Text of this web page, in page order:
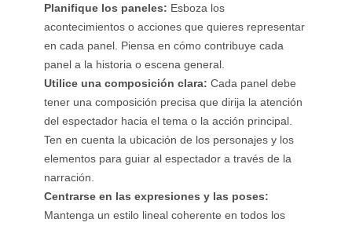
Planifique los paneles: Esboza los
acontecimientos o acciones que quieres representar
en cada panel. Piensa en cómo contribuye cada
panel a la historia o escena general.
Utilice una composición clara: Cada panel debe
tener una composición precisa que dirija la atención
del espectador hacia el tema o la acción principal.
Ten en cuenta la ubicación de los personajes y los
elementos para guiar al espectador a través de la
narración.
Centrarse en las expresiones y las poses:
Mantenga un estilo lineal coherente en todos los